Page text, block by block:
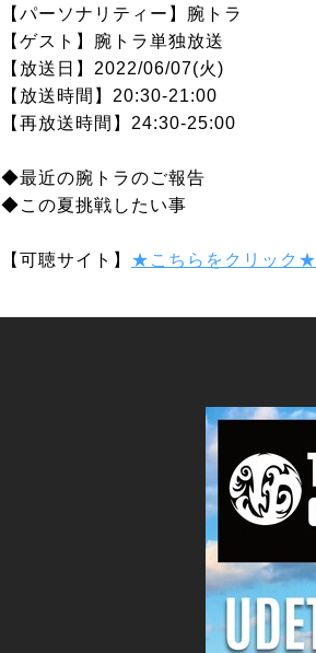
【パーソナリティー】腕トラ
【ゲスト】腕トラ単独放送
【放送日】2022/06/07(火)
【放送時間】20:30-21:00
【再放送時間】24:30-25:00
◆最近の腕トラのご報告
◆この夏挑戦したい事
【可聴サイト】 ★こちらをクリック★